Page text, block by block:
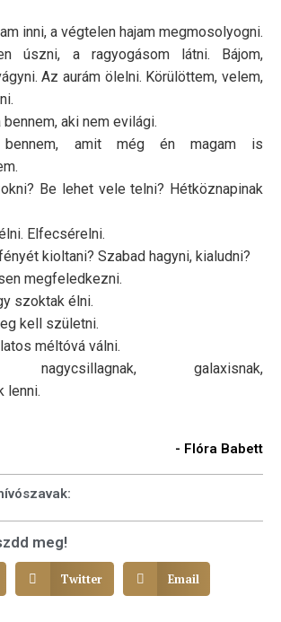
inni, a végtelen hajam megmosolyogni.
úszni, a ragyogásom látni. Bájom,
Az aurám ölelni. Körülöttem, velem,
aki nem evilági.
amit még én magam is
Be lehet vele telni? Hétköznapinak
Elfecsérelni.
kioltani? Szabad hagyni, kialudni?
megfeledkezni.
szoktak élni.
kell születni.
méltóvá válni.
nagycsillagnak, galaxisnak,
lenni.
- Flóra Babett
meg!
Twitter Email